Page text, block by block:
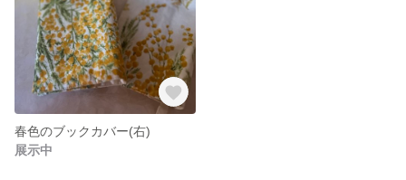
春色のブックカバー(右)
展示中